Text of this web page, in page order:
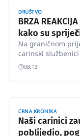
DRUŠTVO
BRZA
kako su
Na graničnom
carinski službenici
EUR-a.
08:13
CRNA KRONIKA
Naši carinici
poblijedio,